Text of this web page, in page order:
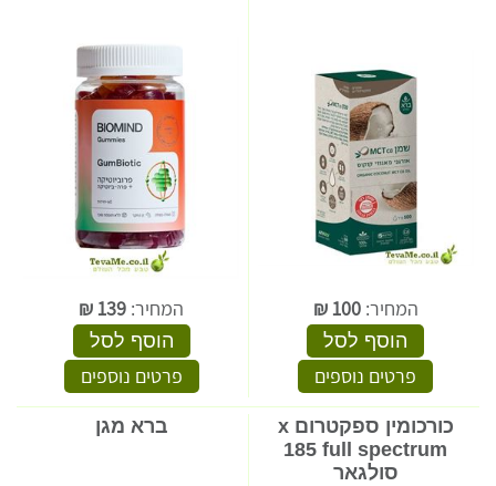
המחיר:100
₪
הוסף לסל
פרטים נוספים
המחיר: 139
₪
הוסף לסל
פרטים נוספים
כורכומין ספקטרום x
185 full spectrum
סולגאר
ברא מגן